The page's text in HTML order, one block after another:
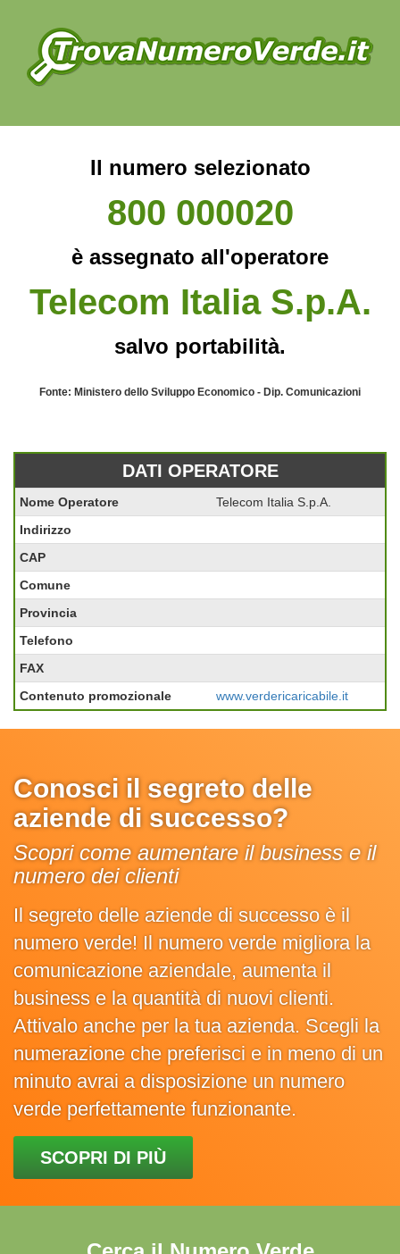
Il numero selezionato
800 000020
è assegnato all'operatore
Telecom Italia S.p.A.
salvo portabilità.
Fonte: Ministero dello Sviluppo Economico - Dip. Comunicazioni
DATI OPERATORE
Nome Operatore
Telecom Italia S.p.A.
Indirizzo
CAP
Comune
Provincia
Telefono
FAX
Contenuto promozionale
www.verdericaricabile.it
Conosci il segreto delle
aziende di successo?
Scopri come aumentare il business e il
numero dei clienti
Il segreto delle aziende di successo è il
numero verde! Il numero verde migliora la
comunicazione aziendale, aumenta il
business e la quantità di nuovi clienti.
Attivalo anche per la tua azienda. Scegli la
numerazione che preferisci e in meno di un
minuto avrai a disposizione un numero
verde perfettamente funzionante.
SCOPRI DI PIÙ